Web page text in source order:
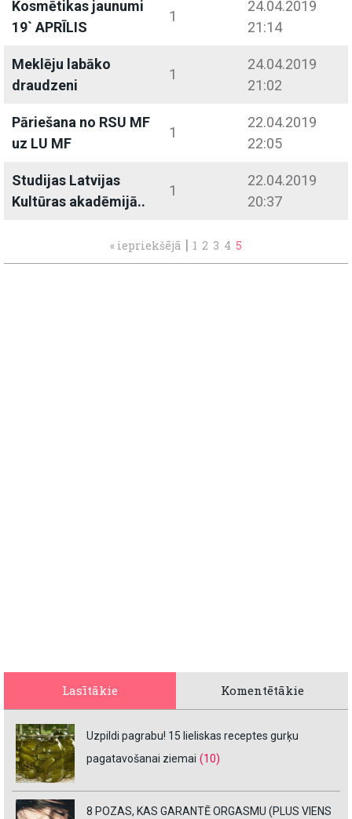
Kosmētikas jaunumi
19` APRĪLIS
1
24.04.2019
21:14
Meklēju labāko
draudzeni
1
24.04.2019
21:02
Pāriešana no RSU MF
uz LU MF
1
22.04.2019
22:05
Studijas Latvijas
Kultūras akadēmijā..
1
22.04.2019
20:37
« iepriekšējā | 1 2 3 4 5
Lasītākie Komentētākie
Uzpildi pagrabu! 15 lieliskas receptes gurķu
pagatavošanai ziemai (10)
8 POZAS, KAS GARANTĒ ORGASMU (PLUS VIENS